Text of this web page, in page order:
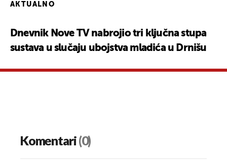
AKTUALNO
Dnevnik Nove TV nabrojio tri ključna stupa
sustava u slučaju ubojstva mladića u Drnišu
Komentari(0)